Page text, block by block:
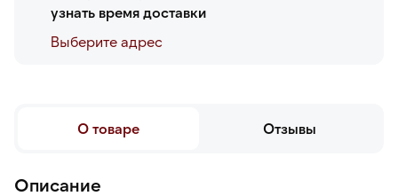
узнать время доставки
Выберите адреc
О товаре Отзывы
Описание